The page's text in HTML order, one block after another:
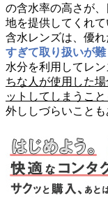
の含水率の高さが
地を提供してくれ
含水レンズは、優れ
すぎて取り扱いが
水分を利用してレン
ちな人が使用した
ットしてしまうこと
外ししづらいことも